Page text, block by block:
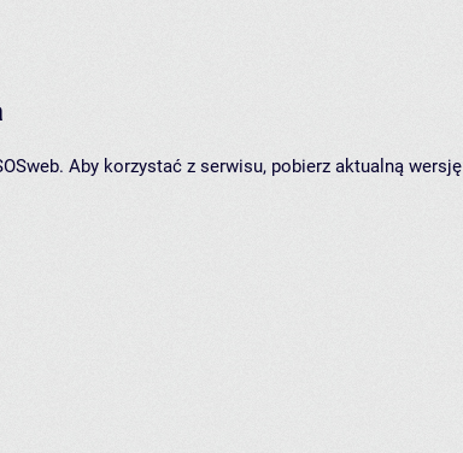
Aby korzystać z serwisu, pobierz aktualną wersję